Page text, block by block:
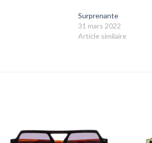
Surprenante
31 mars 2022
Article similaire